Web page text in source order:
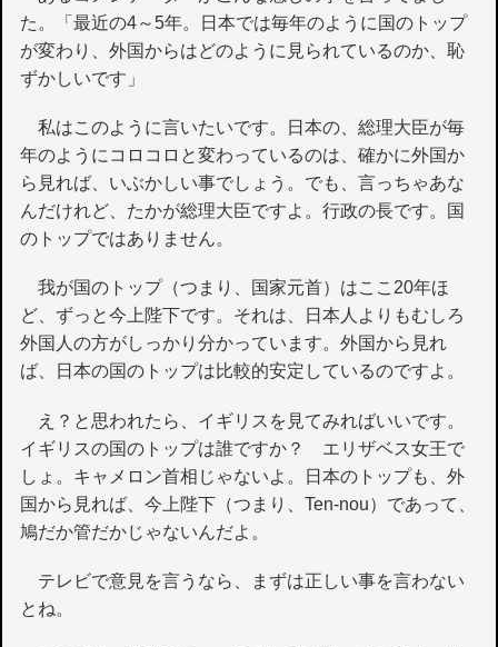
た。「最近の4～5年。日本では毎年のように国のトップ
が変わり、外国からはどのように見られているのか、恥
ずかしいです」
私はこのように言いたいです。日本の、総理大臣が毎
年のようにコロコロと変わっているのは、確かに外国か
ら見れば、いぶかしい事でしょう。でも、言っちゃあな
んだけれど、たかが総理大臣ですよ。行政の長です。国
のトップではありません。
我が国のトップ（つまり、国家元首）はここ20年ほ
ど、ずっと今上陛下です。それは、日本人よりもむしろ
外国人の方がしっかり分かっています。外国から見れ
ば、日本の国のトップは比較的安定しているのですよ。
え？と思われたら、イギリスを見てみればいいです。
イギリスの国のトップは誰ですか？ エリザベス女王で
しょ。キャメロン首相じゃないよ。日本のトップも、外
国から見れば、今上陛下（つまり、Ten-nou）であって、
鳩だか管だかじゃないんだよ。
テレビで意見を言うなら、まずは正しい事を言わない
とね。